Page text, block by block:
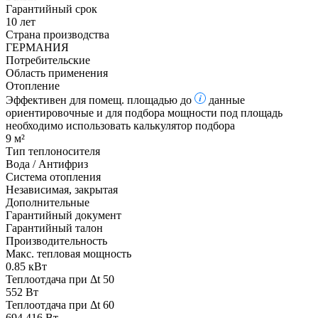
Гарантийный срок
10 лет
Страна производства
ГЕРМАНИЯ
Потребительские
Область применения
Отопление
Эффективен для помещ. площадью до
данные
ориентировочные и для подбора мощности под площадь
необходимо использовать калькулятор подбора
9 м²
Тип теплоносителя
Вода / Антифриз
Система отопления
Независимая, закрытая
Дополнительные
Гарантийный документ
Гарантийный талон
Производительность
Макс. тепловая мощность
0.85 кВт
Теплоотдача при Δt 50
552 Вт
Теплоотдача при Δt 60